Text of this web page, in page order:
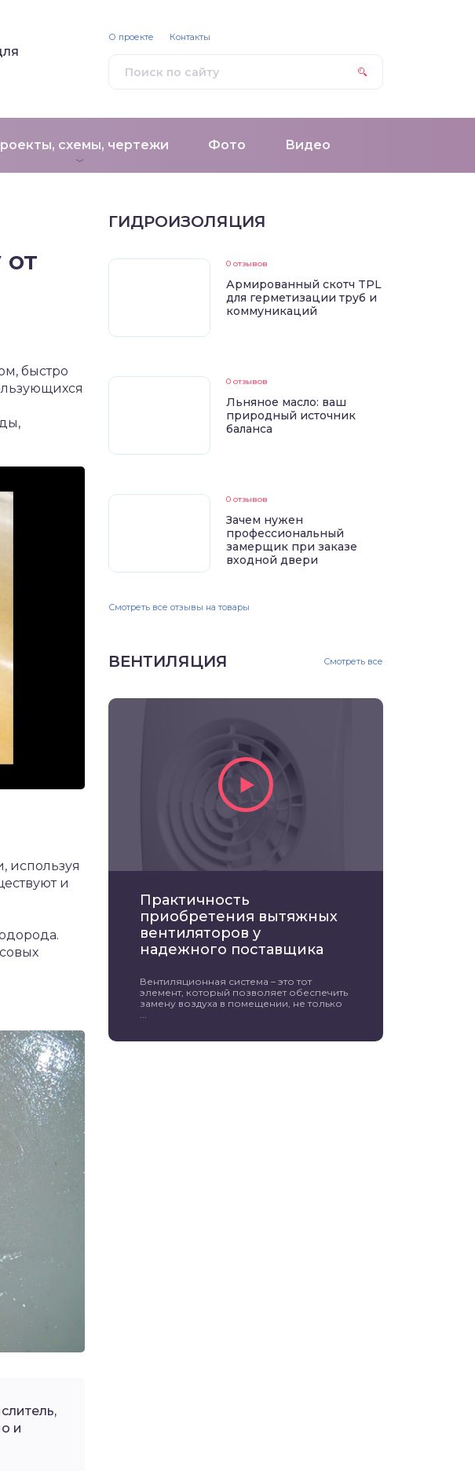
схемы, чертежи Фото Видео
О проекте Контакты
быстро
используя
и
и
ГИДРОИЗОЛЯЦИЯ
0 отзывов
Армированный скотч TPL
для герметизации труб и
коммуникаций
0 отзывов
Льняное масло: ваш
природный источник
баланса
0 отзывов
Зачем нужен
профессиональный
замерщик при заказе
входной двери
Смотреть все отзывы на товары
ВЕНТИЛЯЦИЯ Смотреть все
Практичность
приобретения вытяжных
вентиляторов у
надежного поставщика
Вентиляционная система – это тот
элемент, который позволяет обеспечить
замену воздуха в помещении, не только
...